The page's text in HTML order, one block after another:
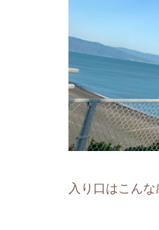
入り口はこんな